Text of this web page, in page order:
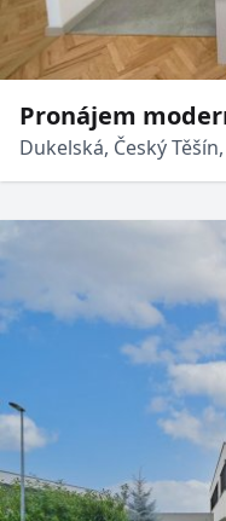
Pronájem
Českého Těšína
Dukelská, Český Těšín,